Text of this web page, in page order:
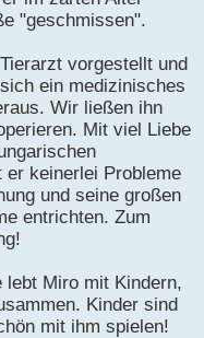
"geschmissen".
vorgestellt und
ein medizinisches
Wir ließen ihn
Mit viel Liebe
er keinerlei Probleme
und seine großen
entrichten. Zum
lebt Miro mit Kindern,
Kinder sind
mit ihm spielen!